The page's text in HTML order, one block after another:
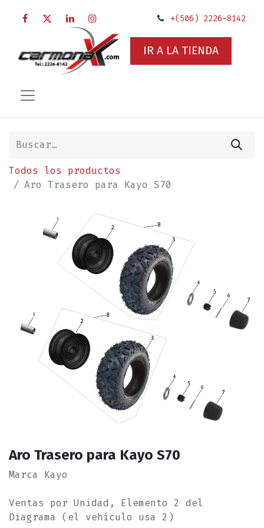
+(506) 2226-8142
IR A LA TIENDA
Todos los productos
Aro Trasero para Kayo S70
Aro Trasero para Kayo S70
Marca Kayo
Ventas por Unidad, Elemento 2 del
Diagrama (el vehículo usa 2)